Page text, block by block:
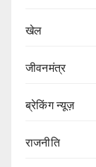
खेल
जीवनमंत्र
ब्रेकिंग न्यूज़
राजनीति